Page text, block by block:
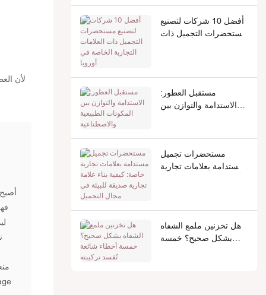
لأن
أفضل 10 شركات لتصنيع
مستحضرات التجميل ذات
مستقبل العطور:
الاستدامة والتوازن بين
مستحضرات تجميل
مستدامة بعلامات تجارية
هل تخزنين ملمع الشفاه
بشكل صحيح؟ خمسة